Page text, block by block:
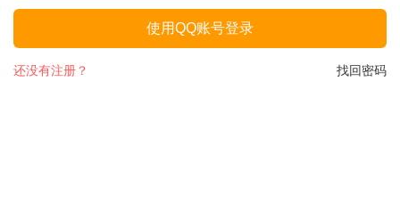
使用QQ账号登录
找回密码
还没有注册？